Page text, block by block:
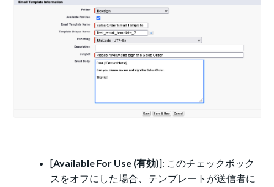
[Available For Use (有効)]: このチェックボック
スをオフにした場合、テンプレートが送信者に